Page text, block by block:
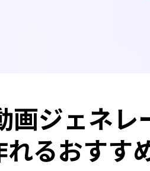
画ジェネレ
れるおすす